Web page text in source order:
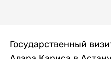
Государственный